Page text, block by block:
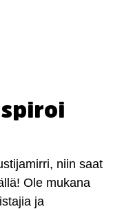
niin saat
Ole mukana
ja